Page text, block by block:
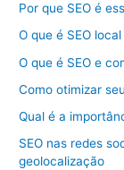
Por que SEO é
O que é SEO
O que é SEO e
Como otimizar
Qual é a
SEO nas redes
geolocalização